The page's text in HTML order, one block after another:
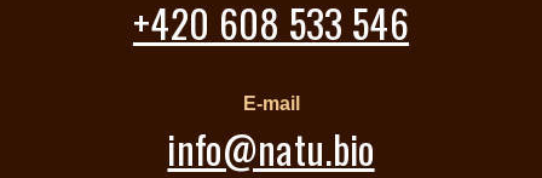
+420 608 533 546
E-mail
info@natu.bio